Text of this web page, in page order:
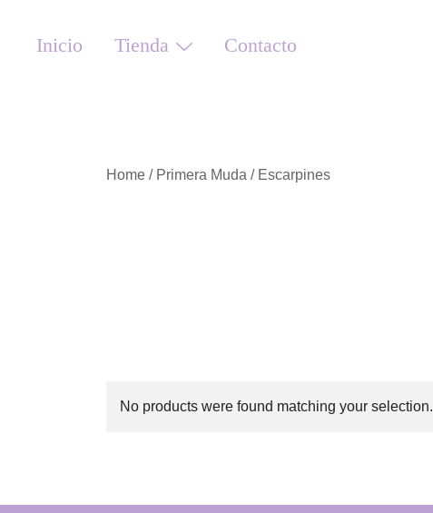
Inicio Tienda Contacto
Home / Primera Muda / Escarpines
No products were found matching your selection.